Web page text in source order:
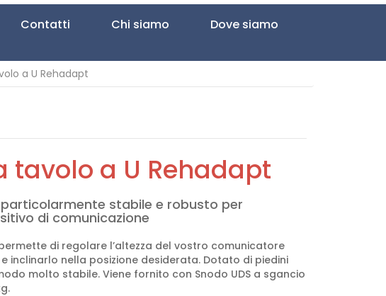
Contatti Chi siamo Dove siamo
a U Rehadapt
tavolo a U Rehadapt
stabile e robusto per
di comunicazione
di regolare l’altezza del vostro comunicatore
inclinarlo nella posizione desiderata. Dotato di piedini
molto stabile. Viene fornito con Snodo UDS a sgancio